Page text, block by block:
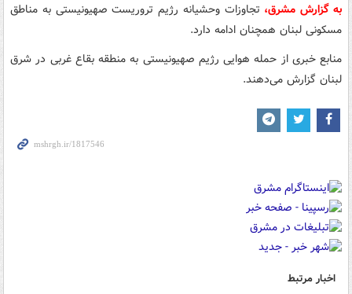
به گزارش مشرق،‌ تجاوزات وحشیانه رژیم تروریست صهیونیستی به مناطق
مسکونی لبنان همچنان ادامه دارد.
منابع خبری از حمله هوایی رژیم صهیونیستی به منطقه بقاع غربی در شرق
لبنان گزارش می‌دهند.
اخبار مرتبط